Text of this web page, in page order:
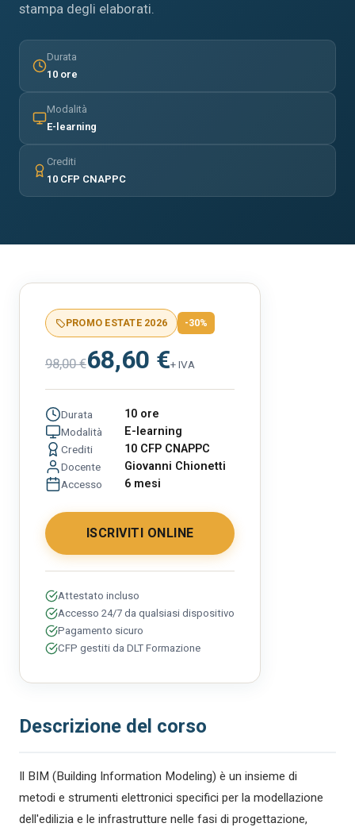
stampa degli elaborati.
Durata
10 ore
Modalità
E-learning
Crediti
10 CFP CNAPPC
Descrizione del corso
Il BIM (Building Information Modeling) è un insieme di
metodi e strumenti elettronici specifici per la modellazione
dell'edilizia e le infrastrutture nelle fasi di progettazione,
PROMO ESTATE 2026 -30%
98,00 €68,60 €+ IVA
Durata 10 ore
Modalità E-learning
Crediti 10 CFP CNAPPC
Docente Giovanni Chionetti
Accesso 6 mesi
ISCRIVITI ONLINE
Attestato incluso
Accesso 24/7 da qualsiasi dispositivo
Pagamento sicuro
CFP gestiti da DLT Formazione